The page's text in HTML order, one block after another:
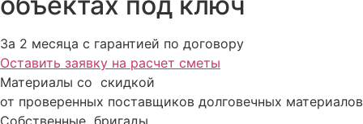
За 2 месяца с гарантией по договору
Оставить заявку на расчет сметы
Материалы со скидкой
от проверенных поставщиков долговечных материалов
Собственные бригады